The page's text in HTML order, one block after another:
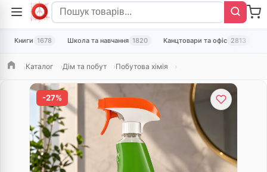
Книги 1678 Школа та навчання 1820 Канцтовари та офіс 2813
ГоловнаКаталог Дім та побут Побутова хімія
-27%